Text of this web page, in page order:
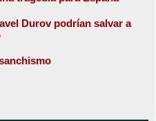
Durov podrían salvar a